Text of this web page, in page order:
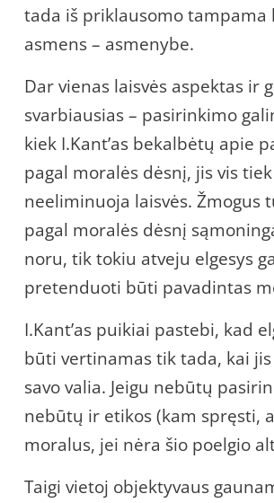
tada iš priklausomo tampama
asmens – asmenybe.
Dar vienas laisvės aspektas ir
svarbiausias – pasirinkimo
kiek I.Kant’as bekalbėtų apie
pagal moralės dėsnį, jis vis tiek
neeliminuoja laisvės. Žmogus
pagal moralės dėsnį
noru, tik tokiu atveju elgesys
pretenduoti būti pavadintas
I.Kant’as puikiai pastebi, kad
būti vertinamas tik tada, kai
savo valia. Jeigu nebūtų
nebūtų ir etikos (kam spręsti,
moralus, jei nėra šio poelgio
Taigi vietoj objektyvaus